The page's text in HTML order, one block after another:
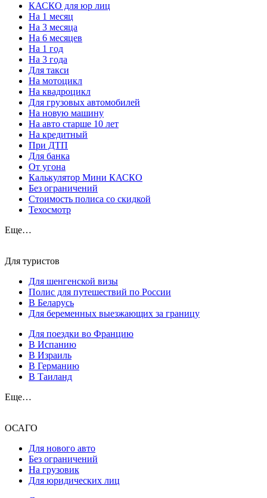
КАСКО для юр лиц
На 1 месяц
На 3 месяца
На 6 месяцев
На 1 год
На 3 года
Для такси
На мотоцикл
На квадроцикл
Для грузовых автомобилей
На новую машину
На авто старше 10 лет
На кредитный
При ДТП
Для банка
От угона
Калькулятор Мини КАСКО
Без ограничений
Стоимость полиса со скидкой
Техосмотр
Еще…
Для туристов
Для шенгенской визы
Полис для путешествий по России
В Беларусь
Для беременных выезжающих за границу
Для поездки во Францию
В Испанию
В Израиль
В Германию
В Таиланд
Еще…
ОСАГО
Для нового авто
Без ограничений
На грузовик
Для юридических лиц